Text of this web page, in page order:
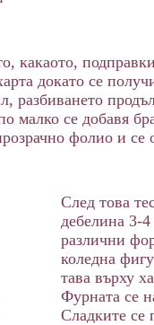
какаото,
докато се
малко се добавя
фолио и се
След това
дебелина 3-
различни
коледна
тава върху
Фурната се
Сладките се